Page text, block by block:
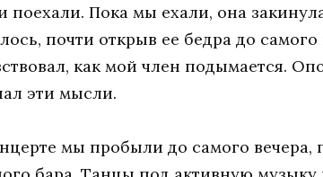
поехали. Пока мы ехали, она
почти открыв ее бедра до
как мой член подымается.
эти мысли.
мы пробыли до самого вечера,